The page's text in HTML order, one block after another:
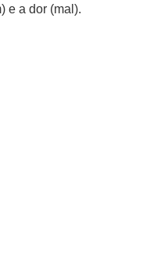
e a dor (mal).